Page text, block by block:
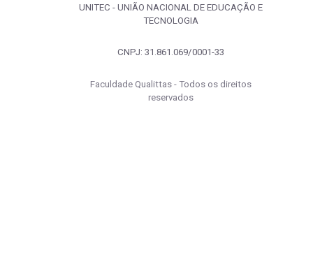
UNITEC - UNIÃO NACIONAL DE EDUCAÇÃO E
TECNOLOGIA
CNPJ: 31.861.069/0001-33
Faculdade Qualittas - Todos os direitos
reservados